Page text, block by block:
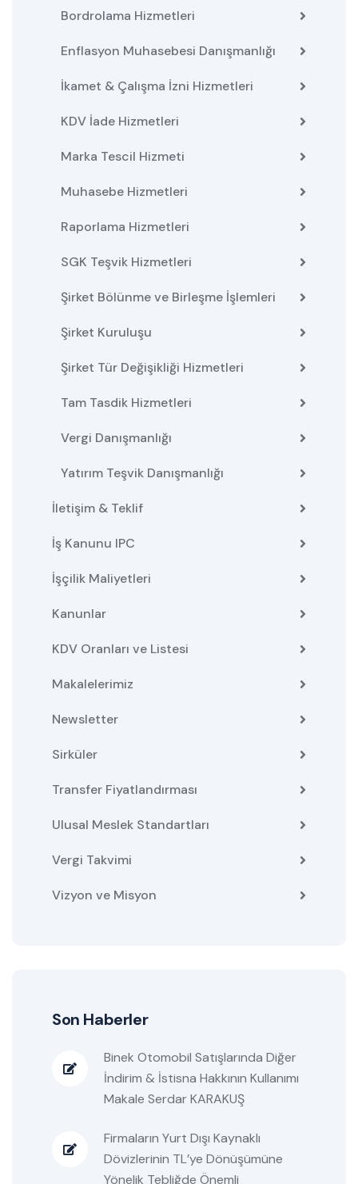
Bordrolama Hizmetleri
Enflasyon Muhasebesi Danışmanlığı
İkamet & Çalışma İzni Hizmetleri
KDV İade Hizmetleri
Marka Tescil Hizmeti
Muhasebe Hizmetleri
Raporlama Hizmetleri
SGK Teşvik Hizmetleri
Şirket Bölünme ve Birleşme İşlemleri
Şirket Kuruluşu
Şirket Tür Değişikliği Hizmetleri
Tam Tasdik Hizmetleri
Vergi Danışmanlığı
Yatırım Teşvik Danışmanlığı
İletişim & Teklif
İş Kanunu IPC
İşçilik Maliyetleri
Kanunlar
KDV Oranları ve Listesi
Makalelerimiz
Newsletter
Sirküler
Transfer Fiyatlandırması
Ulusal Meslek Standartları
Vergi Takvimi
Vizyon ve Misyon
Son Haberler
Binek Otomobil Satışlarında Diğer
İndirim & İstisna Hakkının Kullanımı
Makale Serdar KARAKUŞ
Firmaların Yurt Dışı Kaynaklı
Dövizlerinin TL’ye Dönüşümüne
Yönelik Tebliğde Önemli